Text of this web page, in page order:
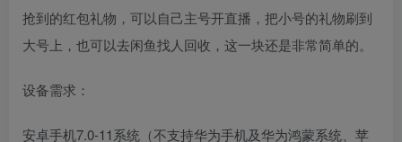
抢到的红包礼物，可以自己主号开直播，把小号的礼物刷到
大号上，也可以去闲鱼找人回收，这一块还是非常简单的。
设备需求：
安卓手机7.0-11系统（不支持华为手机及华为鸿蒙系统、苹